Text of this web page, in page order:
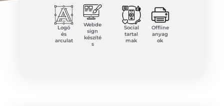
Webde
sign
készíté
s
Logó
és
arculat
Social
tartal
mak
Offline
anyag
ok